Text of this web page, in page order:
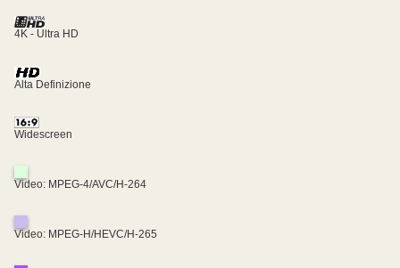
4K - Ultra HD
Alta Definizione
Widescreen
Video: MPEG-4/AVC/H-264
Video: MPEG-H/HEVC/H-265